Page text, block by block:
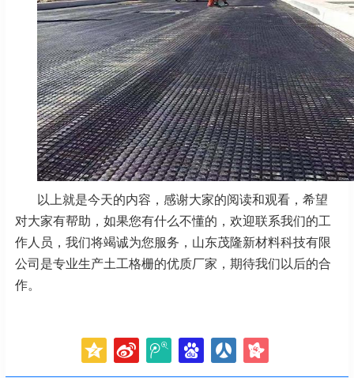
以上就是今天的内容，感谢大家的阅读和观看，希望
对大家有帮助，如果您有什么不懂的，欢迎联系我们的工
作人员，我们将竭诚为您服务，山东茂隆新材料科技有限
公司是专业生产土工格栅的优质厂家，期待我们以后的合
作。